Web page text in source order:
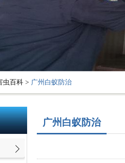
虫百科 > 广州白蚁防治
广州白蚁防治